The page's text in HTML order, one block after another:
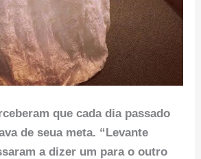
que cada dia passado
de seua meta. “Levante
a dizer um para o outro